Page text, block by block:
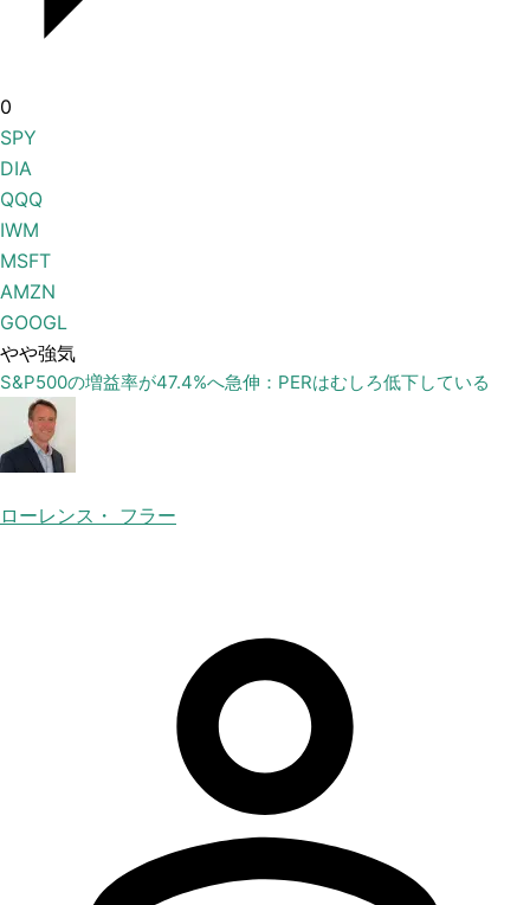
0
SPY
DIA
QQQ
IWM
MSFT
AMZN
GOOGL
やや強気
S&P500の増益率が47.4%へ急伸：PERはむしろ低下している
ローレンス・ フラー